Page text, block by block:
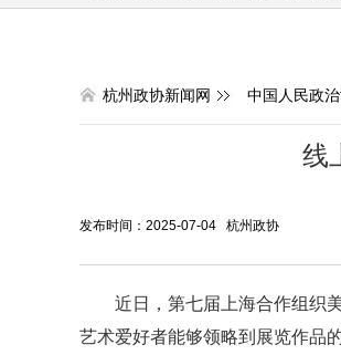
杭州政协新闻网 中国人民政
线
发布时间：2025-07-04 杭州政协
近日，第七届上海合作组织
艺术爱好者能够领略到展览作品